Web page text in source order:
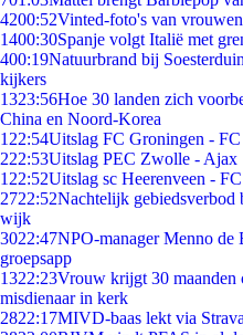
4200:52Vinted-foto's van
1400:30Spanje volgt Italië met
400:19Natuurbrand bij
kijkers
1323:56Hoe 30 landen zich
China en Noord-Korea
1 22:54Uitslag FC Groningen -
222:53Uitslag PEC Zwolle - Ajax
1 22:52Uitslag sc Heerenveen -
2722:52Nachtelijk gebiedsverbod
wijk
3022:47NPO-manager Menno de
groepsapp
1322:23Vrouw krijgt 30 maanden
misdienaar in kerk
2822:17MIVD-baas lekt via